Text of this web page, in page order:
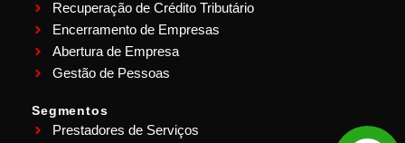
Recuperação de Crédito Tributário
Encerramento de Empresas
Abertura de Empresa
Gestão de Pessoas
Segmentos
Prestadores de Serviços